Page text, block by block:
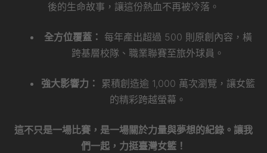
後的生命故事，讓這份熱血不再被冷落。
全方位覆蓋： 每年產出超過 500 則原創內容，橫
跨基層校隊、職業聯賽至旅外球員。
強大影響力：
累積創造逾 1,000 萬次瀏覽，讓女籃
的精彩跨越螢幕。
這不只是一場比賽，是一場關於力量與夢想的紀錄。讓我
們一起，力挺臺灣女籃！